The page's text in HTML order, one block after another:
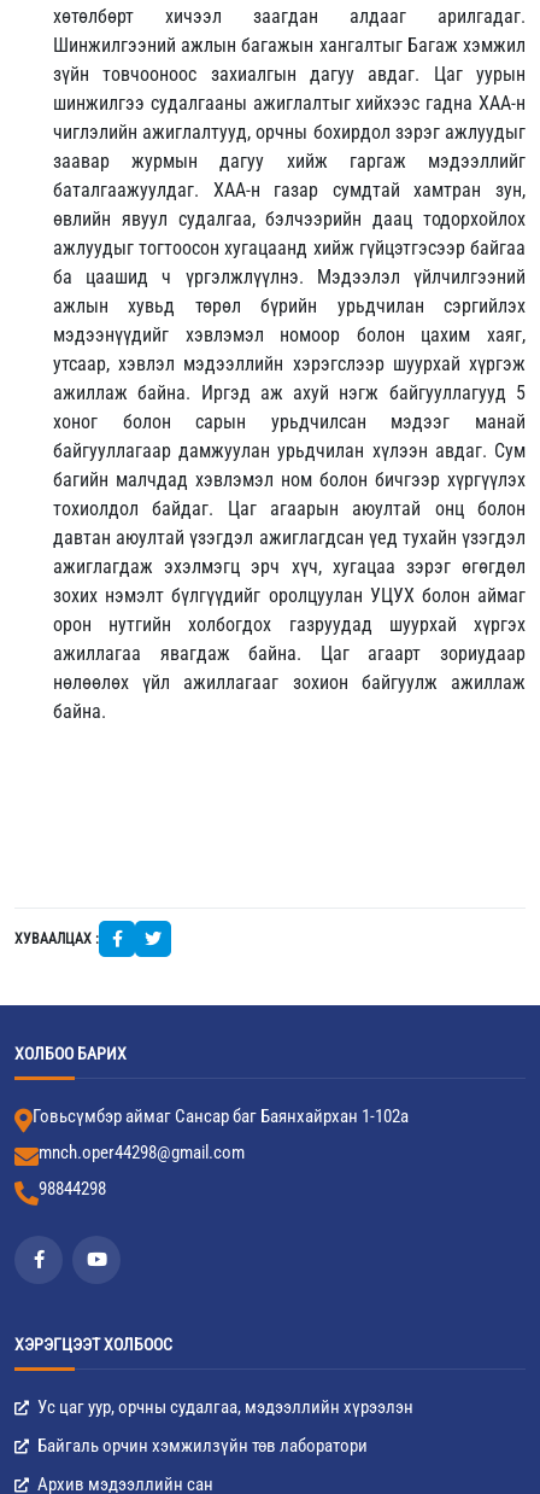
хөтөлбөрт хичээл заагдан алдааг арилгадаг.
Шинжилгээний ажлын багажын хангалтыг Багаж хэмжил
зүйн товчооноос захиалгын дагуу авдаг. Цаг уурын
шинжилгээ судалгааны ажиглалтыг хийхээс гадна ХАА-н
чиглэлийн ажиглалтууд, орчны бохирдол зэрэг ажлуудыг
заавар журмын дагуу хийж гаргаж мэдээллийг
баталгаажуулдаг. ХАА-н газар сумдтай хамтран зун,
өвлийн явуул судалгаа, бэлчээрийн даац тодорхойлох
ажлуудыг тогтоосон хугацаанд хийж гүйцэтгэсээр байгаа
ба цаашид ч үргэлжлүүлнэ. Мэдээлэл үйлчилгээний
ажлын хувьд төрөл бүрийн урьдчилан сэргийлэх
мэдээнүүдийг хэвлэмэл номоор болон цахим хаяг,
утсаар, хэвлэл мэдээллийн хэрэгслээр шуурхай хүргэж
ажиллаж байна. Иргэд аж ахуй нэгж байгууллагууд 5
хоног болон сарын урьдчилсан мэдээг манай
байгууллагаар дамжуулан урьдчилан хүлээн авдаг. Сум
багийн малчдад хэвлэмэл ном болон бичгээр хүргүүлэх
тохиолдол байдаг. Цаг агаарын аюултай онц болон
давтан аюултай үзэгдэл ажиглагдсан үед тухайн үзэгдэл
ажиглагдаж эхэлмэгц эрч хүч, хугацаа зэрэг өгөгдөл
зохих нэмэлт бүлгүүдийг оролцуулан УЦУХ болон аймаг
орон нутгийн холбогдох газруудад шуурхай хүргэх
ажиллагаа явагдаж байна. Цаг агаарт зориудаар
нөлөөлөх үйл ажиллагааг зохион байгуулж ажиллаж
байна.
ХУВААЛЦАХ :
ХОЛБОО БАРИХ
Говьсүмбэр аймаг Сансар баг Баянхайрхан 1-102а
mnch.oper44298@gmail.com
98844298
ХЭРЭГЦЭЭТ ХОЛБООС
Ус цаг уур, орчны судалгаа, мэдээллийн хүрээлэн
Байгаль орчин хэмжилзүйн төв лаборатори
Архив мэдээллийн сан